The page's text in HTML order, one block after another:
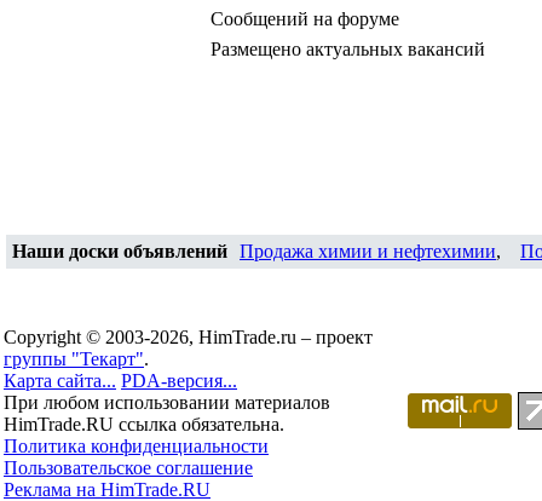
Сообщений на форуме
Размещено актуальных вакансий
Наши доски объявлений Продажа химии и нефтехимии,
Copyright © 2003-2026, HimTrade.ru – проект
группы "Текарт".
Карта сайта... PDA-версия...
При любом использовании материалов
HimTrade.RU ссылка обязательна.
Политика конфиденциальности
Пользовательское соглашение
Реклама на HimTrade.RU